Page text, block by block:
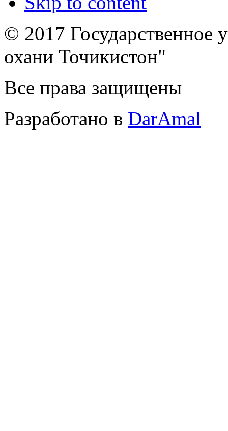
© 2017 Государственное
охани Точикистон"
Все права защищены
Разработано в DarAmal